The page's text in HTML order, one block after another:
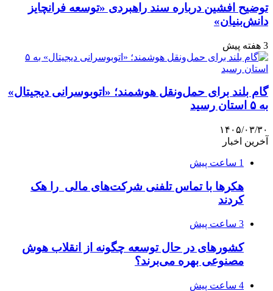
توضیح افشین درباره سند راهبردی «توسعه فرانچایز
دانش‌بنیان»
3 هفته پیش
گام بلند برای حمل‌ونقل هوشمند؛ «اتوبوسرانی دیجیتال»
به ۵ استان رسید
۱۴۰۵/۰۳/۳۰
آخرین اخبار
1 ساعت پیش
هکرها با تماس تلفنی شرکت‌های مالی را هک
کردند
3 ساعت پیش
کشورهای در حال توسعه چگونه از انقلاب هوش
مصنوعی بهره می‌برند؟
4 ساعت پیش